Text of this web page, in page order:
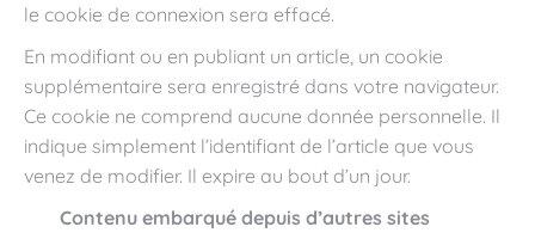
le cookie de connexion sera effacé.
En modifiant ou en publiant un article, un cookie
supplémentaire sera enregistré dans votre navigateur.
Ce cookie ne comprend aucune donnée personnelle. Il
indique simplement l’identifiant de l’article que vous
venez de modifier. Il expire au bout d’un jour.
Contenu embarqué depuis d’autres sites